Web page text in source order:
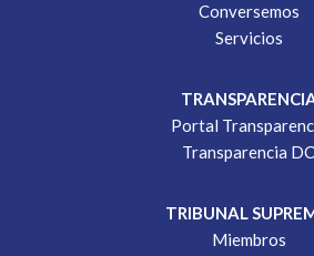
Conversemos
Servicios
Portal
Transparencia DC
TRIBUNAL
Miembros